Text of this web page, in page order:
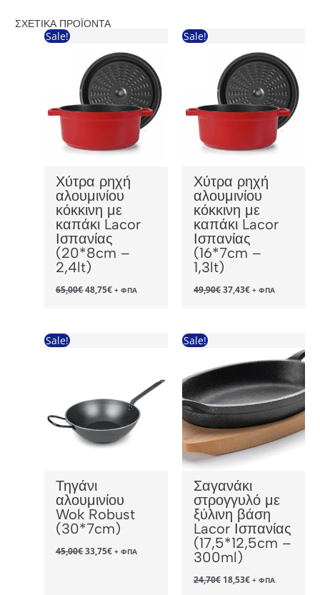
ΣΧΕΤΙΚΆ ΠΡΟΪΌΝΤΑ
Sale!
Χύτρα ρηχή
αλουμινίου
κόκκινη με
καπάκι Lacor
Ισπανίας
(20*8cm –
2,4lt)
65,00€ Original
price
48,75€Η+ ΦΠΑ
Sale!
Χύτρα ρηχή
αλουμινίου
κόκκινη με
καπάκι Lacor
Ισπανίας
(16*7cm –
1,3lt)
49,90€Original
price
37,43€Η+ ΦΠΑ
Sale!
Τηγάνι
αλουμινίου
Wok Robust
(30*7cm)
45,00€Original
price
33,75€Η+ ΦΠΑ
Sale!
Σαγανάκι
στρογγυλό με
ξύλινη βάση
Lacor Ισπανίας
(17,5*12,5cm –
300ml)
24,70€ Original
price
18,53€Η+ ΦΠΑ